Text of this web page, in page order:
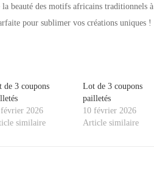
beauté des motifs africains traditionnels à
pour sublimer vos créations uniques !
de 3 coupons
2026
similaire
Lot de 3 coupons
pailletés
10 février 2026
Article similaire